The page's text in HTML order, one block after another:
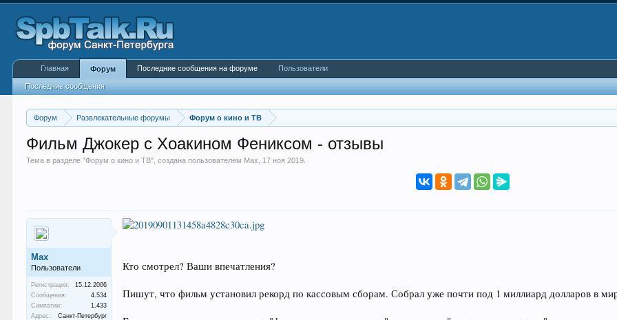
Форум Развлекательные форумы Форум о кино и ТВ
Фильм Джокер с Хоакином Фениксом - отзывы
Тема в разделе "Форум о кино и ТВ", создана пользователем Max 17 ноя 2019
Max
Пользователи
Регистрация:
15.12.2006
Сообщения:
4.534
Симпатии:
1.433
Адрес:
Санкт-Петербург
Кто смотрел? Ваши впечатления?
Пишут, что фильм установил рекорд по кассовым сборам. Собрал уже почти под 1 миллиард долларов в
Главная Форум
Последние сообщения
Последние сообщения на форуме Пользователи